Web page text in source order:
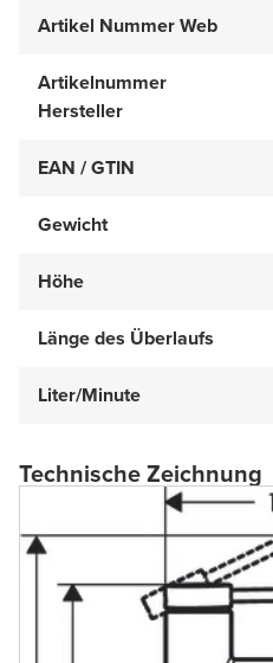
Artikel Nummer Web
Artikelnummer
Hersteller
EAN / GTIN
Gewicht
Höhe
Länge des Überlaufs
Liter/Minute
Technische Zeichnung